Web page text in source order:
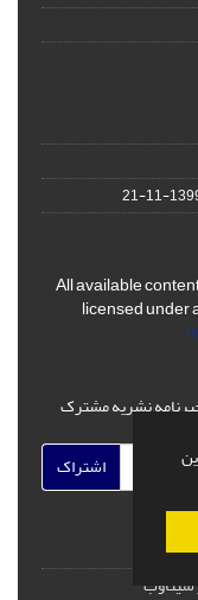
1399-
All available
licensed under
نشریه مشترک
اشتراک
سیناوب